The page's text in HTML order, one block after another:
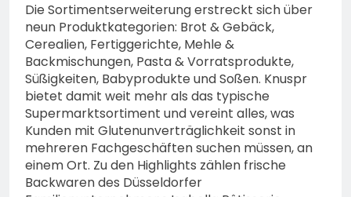
Die Sortimentserweiterung erstreckt sich über
neun Produktkategorien: Brot & Gebäck,
Cerealien, Fertiggerichte, Mehle &
Backmischungen, Pasta & Vorratsprodukte,
Süßigkeiten, Babyprodukte und Soßen. Knuspr
bietet damit weit mehr als das typische
Supermarktsortiment und vereint alles, was
Kunden mit Glutenunverträglichkeit sonst in
mehreren Fachgeschäften suchen müssen, an
einem Ort. Zu den Highlights zählen frische
Backwaren des Düsseldorfer